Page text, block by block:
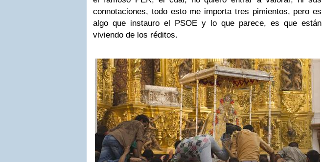
connotaciones, todo esto me importa tres pimientos, pero es
algo que instauro el PSOE y lo que parece, es que están
viviendo de los réditos.